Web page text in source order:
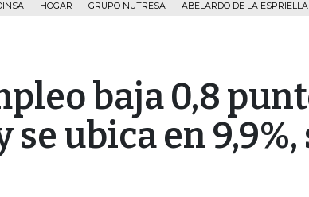
HOGAR GRUPO NUTRESA ABELARDO DE LA ESPRIELLA
baja 0,8
se ubica en